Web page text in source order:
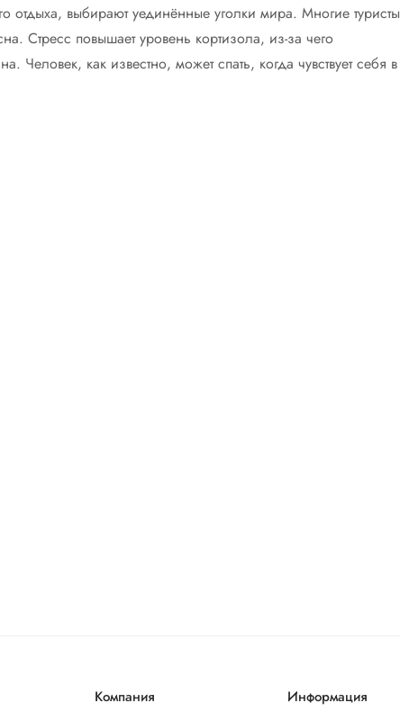
выбирают уединённые уголки мира. Многие туристы
Стресс повышает уровень кортизола, из-за чего
Человек, как известно, может спать, когда чувствует себя в
Компания Информация